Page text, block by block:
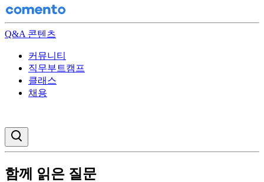
Q&A 콘텐츠
커뮤니티
직무부트캠프
클래스
채용
함께 읽은 질문